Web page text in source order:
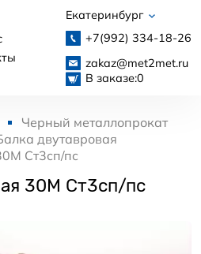
Екатеринбург
+7(992) 334-18-26
zakaz@met2met.ru
В заказе:0
Черный металлопрокат
двутавровая
Ст3сп/пс
30М Ст3сп/пс